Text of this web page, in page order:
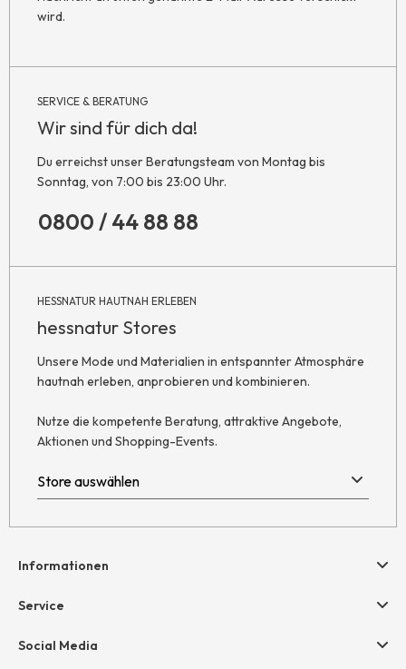
wird.
SERVICE & BERATUNG
Wir sind für dich da!
Du erreichst unser Beratungsteam von Montag bis
Sonntag, von 7:00 bis 23:00 Uhr.
0800 / 44 88 88
HESSNATUR HAUTNAH ERLEBEN
hessnatur Stores
Unsere Mode und Materialien in entspannter Atmosphäre
hautnah erleben, anprobieren und kombinieren.
Nutze die kompetente Beratung, attraktive Angebote,
Aktionen und Shopping-Events.
Informationen
Hilfe & Kontakt
Retoure
Service
Geschenkgutscheine
Social Media